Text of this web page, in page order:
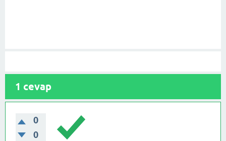
1 cevap
0
0